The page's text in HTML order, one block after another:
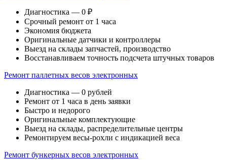
Диагностика — 0 ₽
Срочный ремонт от 1 часа
Экономия бюджета
Оригинальные датчики и контроллеры
Выезд на склады запчастей, производство
Восстанавливаем точность подсчета штучных товаров
Ремонт паллетных весов электронных
Диагностика — 0 рублей
Ремонт от 1 часа в день заявки
Быстро и недорого
Оригинальные комплектующие
Выезд на склады, распределительные центры
Ремонтируем весы-рохли с индикацией веса
Ремонт бункерных весов электронных